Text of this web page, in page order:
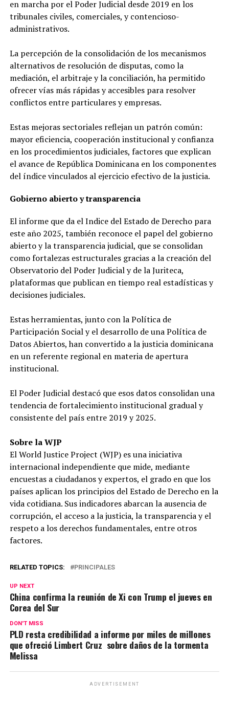
en marcha por el Poder Judicial desde 2019 en los
tribunales civiles, comerciales, y contencioso-
administrativos.
La percepción de la consolidación de los mecanismos
alternativos de resolución de disputas, como la
mediación, el arbitraje y la conciliación, ha permitido
ofrecer vías más rápidas y accesibles para resolver
conflictos entre particulares y empresas.
Estas mejoras sectoriales reflejan un patrón común:
mayor eficiencia, cooperación institucional y confianza
en los procedimientos judiciales, factores que explican
el avance de República Dominicana en los componentes
del índice vinculados al ejercicio efectivo de la justicia.
Gobierno abierto y transparencia
El informe que da el Indice del Estado de Derecho para
este año 2025, también reconoce el papel del gobierno
abierto y la transparencia judicial, que se consolidan
como fortalezas estructurales gracias a la creación del
Observatorio del Poder Judicial y de la Juriteca,
plataformas que publican en tiempo real estadísticas y
decisiones judiciales.
Estas herramientas, junto con la Política de
Participación Social y el desarrollo de una Política de
Datos Abiertos, han convertido a la justicia dominicana
en un referente regional en materia de apertura
institucional.
El Poder Judicial destacó que esos datos consolidan una
tendencia de fortalecimiento institucional gradual y
consistente del país entre 2019 y 2025.
Sobre la WJP
El World Justice Project (WJP) es una iniciativa
internacional independiente que mide, mediante
encuestas a ciudadanos y expertos, el grado en que los
países aplican los principios del Estado de Derecho en la
vida cotidiana. Sus indicadores abarcan la ausencia de
corrupción, el acceso a la justicia, la transparencia y el
respeto a los derechos fundamentales, entre otros
factores.
RELATED TOPICS: PRINCIPALES
UP NEXT
China confirma la reunión de Xi con Trump el jueves en
Corea del Sur
DON'T MISS
PLD resta credibilidad a informe por miles de millones
que ofreció Limbert Cruz sobre daños de la tormenta
Melissa
ADVERTISEMENT